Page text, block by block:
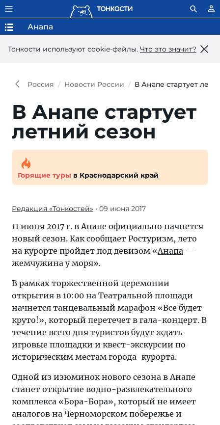
Тонкости используют сookie-файлы. Что это значит?
Анапа
Россия Новости России В Анапе стартует
В Анапе стартует
летний сезон
Горящие туры в Краснодарский край
Редакция «Тонкостей» • 09 июня 2017
11 июня 2017 г. в Анапе официально начнется
новый сезон. Как сообщает Ростуризм, лето
на курорте пройдет под девизом «Анапа —
жемчужина у моря».
В рамках торжественной церемонии
открытия в 10:00 на Театральной площади
начнется танцевальный марафон «Все будет
круто!», который перетечет в гала-концерт. В
течение всего дня туристов будут ждать
игровые площадки и квест-экскурсии по
историческим местам города-курорта.
Одной из изюминок нового сезона в Анапе
станет открытие водно-развлекательного
комплекса «Бора-Бора», который не имеет
аналогов на Черноморском побережье и